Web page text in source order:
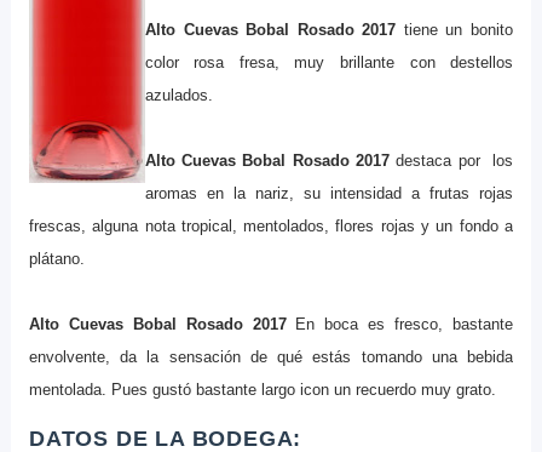
Alto Cuevas Bobal Rosado 2017 tiene un bonito
color rosa fresa, muy brillante con destellos
azulados.
Alto Cuevas Bobal Rosado 2017destaca por los
aromas en la nariz, su intensidad a frutas rojas
frescas, alguna nota tropical, mentolados, flores rojas y un fondo a
plátano.
Alto Cuevas Bobal Rosado 2017 En boca es fresco, bastante
envolvente, da la sensación de qué estás tomando una bebida
mentolada. Pues gustó bastante largo icon un recuerdo muy grato.
DATOS DE LA BODEGA: